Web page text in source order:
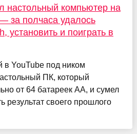
настольный компьютер на
за полчаса удалось
установить и поиграть в
в YouTube под ником
ПК, который
от 64 батареек AA, и сумел
результат своего прошлого